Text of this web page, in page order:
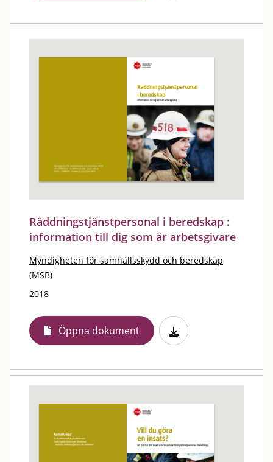
Räddningstjänstpersonal i beredskap :
information till dig som är arbetsgivare
Myndigheten för samhällsskydd och beredskap
(MSB)
2018
Öppna dokument